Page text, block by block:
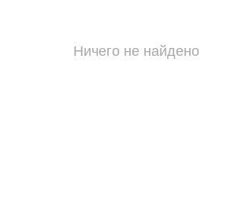
Ничего не найдено